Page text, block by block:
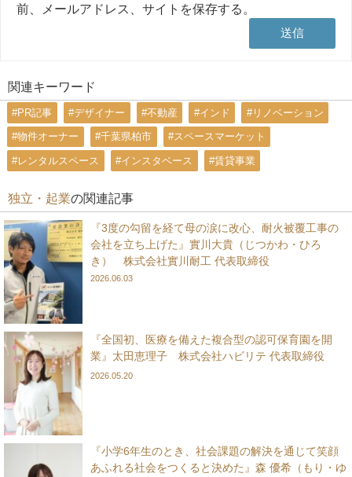
前、メールアドレス、サイトを保存する。
関連キーワード
#PR記事 #デザイナー #不動産 #インド #リノベーション
#物件オーナー #千葉県柏市 #スペースマーケット
#レンタルスペース #インスタベース #賃貸事業
独立・起業の関連記事
『3度の勾留を経て母の涙に改心、耐火被覆工事の
会社を立ち上げた』實川大貴（じつかわ・ひろ
き） 株式会社實川耐工 代表取締役
2026.06.03
『全国初、医療を備えた複合型の認可保育園を開
業』太田恵理子 株式会社ハビリテ 代表取締役
2026.05.20
『小学6年生のとき、社会課題の解決を通じて笑顔
あふれる社会をつくると決めた』森 優希（もり・ゆ